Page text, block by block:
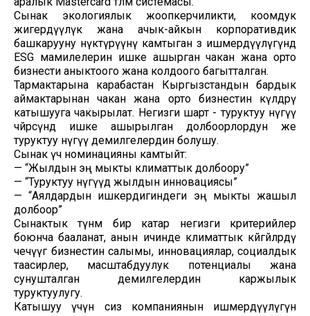
Сынак экологиялык жоопкерчиликти, коомдук
жигердүүлүк жана ачык-айкын корпоративдик
башкарууну өнүктүрүүнү камтыган өз ишмердүүлүгүндө
ESG мамилелерин ишке ашырган чакан жана орто
бизнести аныктоого жана колдоого багытталган.
Тармактарына карабастан Кыргызстандын бардык
аймактарынан чакан жана орто бизнестин өкүлдөрү
катышууга чакырылат. Негизги шарт - туруктуу өнүгүү
чөйрөсүндө ишке ашырылган долбоорлордун же
туруктуу өнүгүү демилгелердин болушу.
Сынак үч номинацияны камтыйт:
— “Жылдын эң мыкты климаттык долбоору”
— “Туруктуу өнүгүүдө жылдын инновациясы”
— “Аялдардын ишкердигиндеги эң мыкты жашыл
долбоор”
Сынактык өтүнмө бир катар негизги критерийлер
боюнча бааланат, анын ичинде климаттык көйгөйлөрдү
чечүүгө бизнестин салымы, инновациялар, социалдык
таасирлер, масштабдуулук потенциалы жана
сунушталган демилгелердин каржылык
туруктуулугу.
Катышуу үчүн сиз компаниянын ишмердүүлүгүн